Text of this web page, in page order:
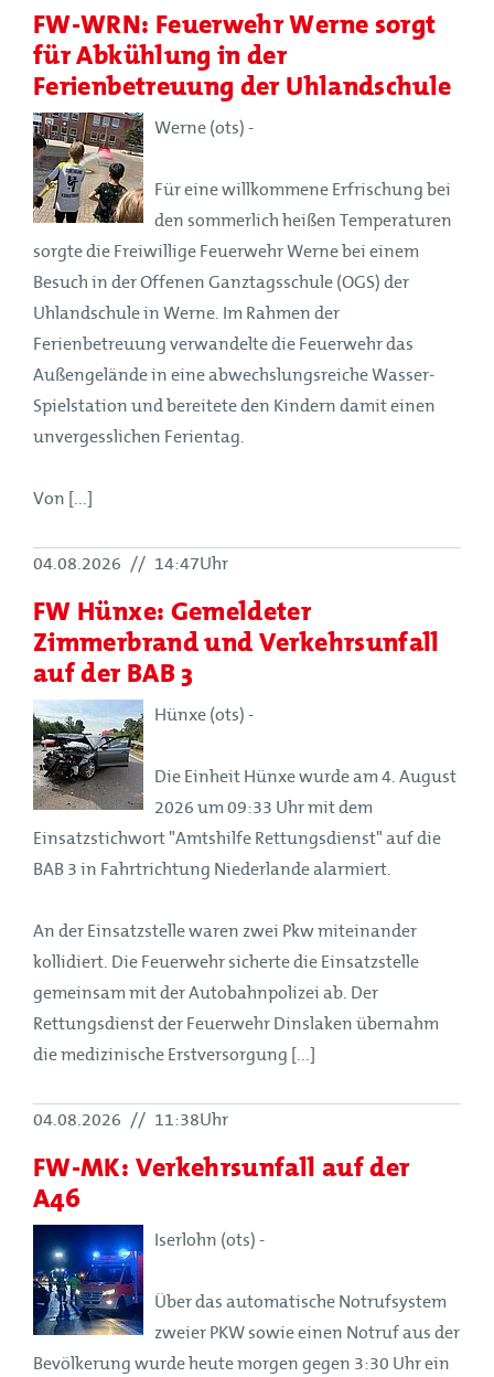
FW-WRN: Feuerwehr Werne sorgt
für Abkühlung in der
Ferienbetreuung der Uhlandschule
Werne (ots) -
Für eine willkommene Erfrischung bei
den sommerlich heißen Temperaturen
sorgte die Freiwillige Feuerwehr Werne bei einem
Besuch in der Offenen Ganztagsschule (OGS) der
Uhlandschule in Werne. Im Rahmen der
Ferienbetreuung verwandelte die Feuerwehr das
Außengelände in eine abwechslungsreiche Wasser-
Spielstation und bereitete den Kindern damit einen
unvergesslichen Ferientag.
Von [...]
04.08.2026 // 14:47Uhr
FW Hünxe: Gemeldeter
Zimmerbrand und Verkehrsunfall
auf der BAB 3
Hünxe (ots) -
Die Einheit Hünxe wurde am 4. August
2026 um 09:33 Uhr mit dem
Einsatzstichwort "Amtshilfe Rettungsdienst" auf die
BAB 3 in Fahrtrichtung Niederlande alarmiert.
An der Einsatzstelle waren zwei Pkw miteinander
kollidiert. Die Feuerwehr sicherte die Einsatzstelle
gemeinsam mit der Autobahnpolizei ab. Der
Rettungsdienst der Feuerwehr Dinslaken übernahm
die medizinische Erstversorgung [...]
04.08.2026 // 11:38Uhr
FW-MK: Verkehrsunfall auf der
A46
Iserlohn (ots) -
Über das automatische Notrufsystem
zweier PKW sowie einen Notruf aus der
Bevölkerung wurde heute morgen gegen 3:30 Uhr ein